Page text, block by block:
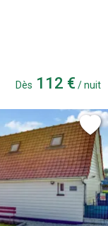
Dès 112 € / nuit